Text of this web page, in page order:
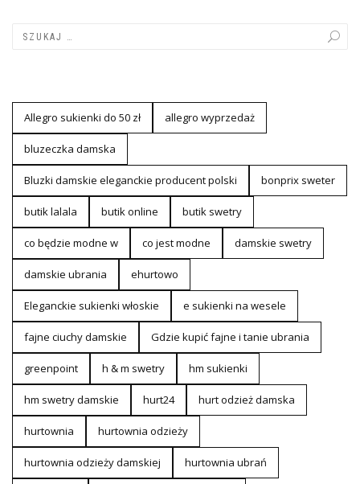
Allegro sukienki do 50 zł allegro wyprzedaż
bluzeczka damska
Bluzki damskie eleganckie producent polski bonprix sweter
butik lalala butik online butik swetry
co będzie modne w co jest modne damskie swetry
damskie ubrania ehurtowo
Eleganckie sukienki włoskie e sukienki na wesele
fajne ciuchy damskie Gdzie kupić fajne i tanie ubrania
greenpoint h & m swetry hm sukienki
hm swetry damskie hurt24 hurt odzież damska
hurtownia hurtownia odzieży
hurtownia odzieży damskiej hurtownia ubrań